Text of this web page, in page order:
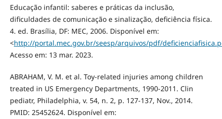
Educação infantil: saberes e práticas da inclusão,
dificuldades de comunicação e sinalização, deficiência física.
4. ed. Brasília, DF: MEC, 2006. Disponível em:
<http://portal.mec.gov.br/seesp/arquivos/pdf/
Acesso em: 13 mar. 2023.
ABRAHAM, V. M. et al. Toy-related injuries among children
treated in US Emergency Departments, 1990-2011. Clin
pediatr, Philadelphia, v. 54, n. 2, p. 127-137, Nov., 2014.
PMID: 25452624. Disponível em: